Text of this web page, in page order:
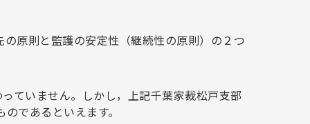
原則と監護の安定性（継続性の原則）の２つ
ていません。しかし，上記千葉家裁松戸支部
であるといえます。